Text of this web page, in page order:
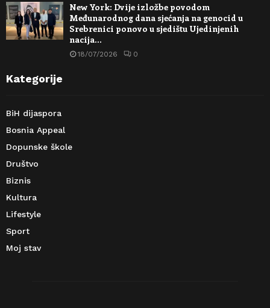
New York: Dvije izložbe povodom
Međunarodnog dana sjećanja na genocid u
Srebrenici ponovo u sjedištu Ujedinjenih
nacija…
18/07/2026 0
Kategorije
BiH dijaspora
Bosnia Appeal
Dopunske škole
Društvo
Biznis
Kultura
Lifestyle
Sport
Moj stav